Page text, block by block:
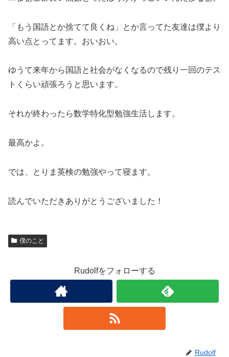
「もう国語とか捨てて良くね」とか言ってた友達は僕より
高い点とってます。おいおい。
ゆうて来年から国語と社会がなくなるので残り一回のテス
トくらい頑張ろうと思います。
それが終わったら数学特化型勉強生活します。
最高かよ。
では、とりま英検の勉強やって寝ます。
読んでいただきありがとうございました！
僕のこと
Rudolfをフォローする
Rudolf